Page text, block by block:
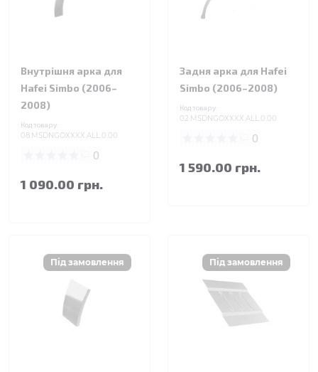
Внутрішня арка для
Hafei Simbo (2006–
2008)
Код товару:
08.MSDNGOXXXX.ALL.0.00
0
1 090.00 грн.
Задня арка для Hafei
Simbo (2006–2008)
Код товару:
02.MSDNGOXXXX.ALL.0.00
0
1 590.00 грн.